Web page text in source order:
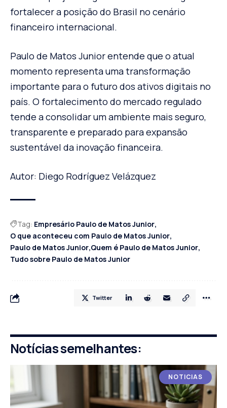
fortalecer a posição do Brasil no cenário
financeiro internacional.
Paulo de Matos Junior entende que o atual
momento representa uma transformação
importante para o futuro dos ativos digitais no
país. O fortalecimento do mercado regulado
tende a consolidar um ambiente mais seguro,
transparente e preparado para expansão
sustentável da inovação financeira.
Autor: Diego Rodríguez Velázquez
Tag: Empresário Paulo de Matos Junior
O que aconteceu com Paulo de Matos Junior
Paulo de Matos Junior Quem é Paulo de Matos Junior
Tudo sobre Paulo de Matos Junior
Twitter
Notícias semelhantes:
NOTICIAS